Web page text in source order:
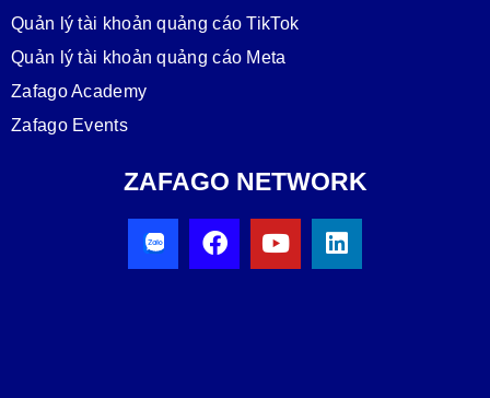
Quản lý tài khoản quảng cáo TikTok
Quản lý tài khoản quảng cáo Meta
Zafago Academy
Zafago Events
ZAFAGO NETWORK